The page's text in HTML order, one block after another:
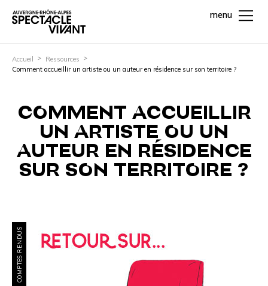
menu
Accueil
Ressources
Comment accueillir un artiste ou un auteur en résidence sur son territoire ?
COMMENT ACCUEILLIR
UN ARTISTE OU UN
AUTEUR EN RÉSIDENCE
SUR SON TERRITOIRE ?
COMPTES RENDUS